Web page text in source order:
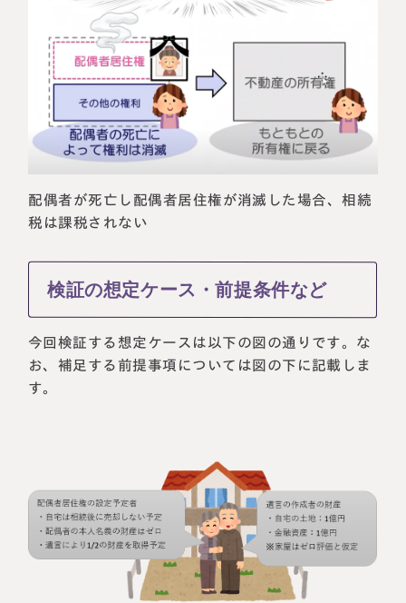
配偶者が死亡し配偶者居住権が消滅した場合、相続
税は課税されない
検証の想定ケース・前提条件など
今回検証する想定ケースは以下の図の通りです。な
お、補足する前提事項については図の下に記載しま
す。